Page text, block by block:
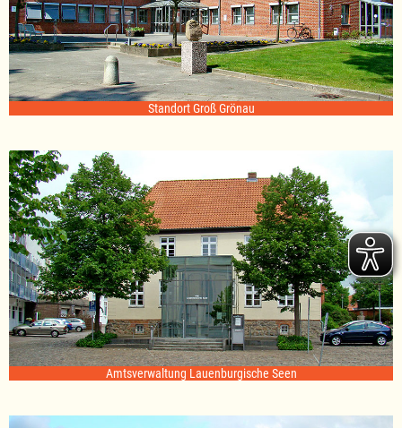
Standort Groß Grönau
Amtsverwaltung Lauenburgische Seen